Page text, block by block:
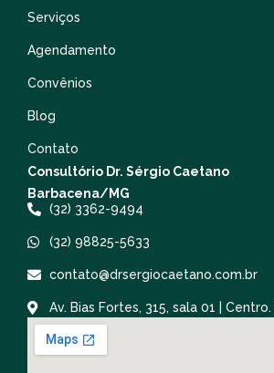
Serviços
Agendamento
Convênios
Blog
Contato
Consultório Dr. Sérgio Caetano
Barbacena/MG
(32) 3362-9494
(32) 98825-5633
contato@drsergiocaetano.com.br
Av. Bias Fortes, 315, sala 01 |